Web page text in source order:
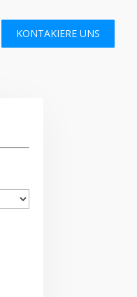
KONTAKIERE UNS